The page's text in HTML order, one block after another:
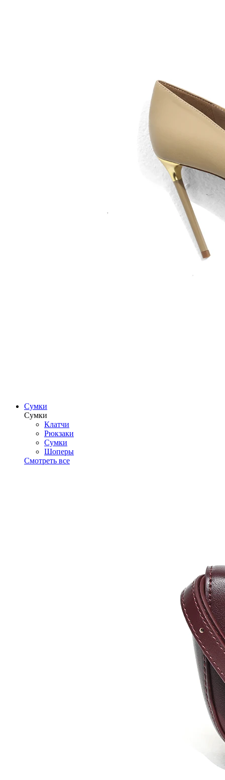
Сумки
Сумки
Клатчи
Рюкзаки
Сумки
Шоперы
Смотреть все